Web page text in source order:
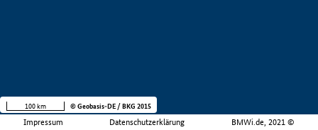
Impressum Datenschutzerklärung BMWi.de, 2021 ©
100 km © Geobasis-DE / BKG 2015